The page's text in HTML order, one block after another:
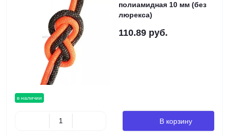
в наличии
полиамидная 10 мм (без
люрекса)
110.89 руб.
В корзину